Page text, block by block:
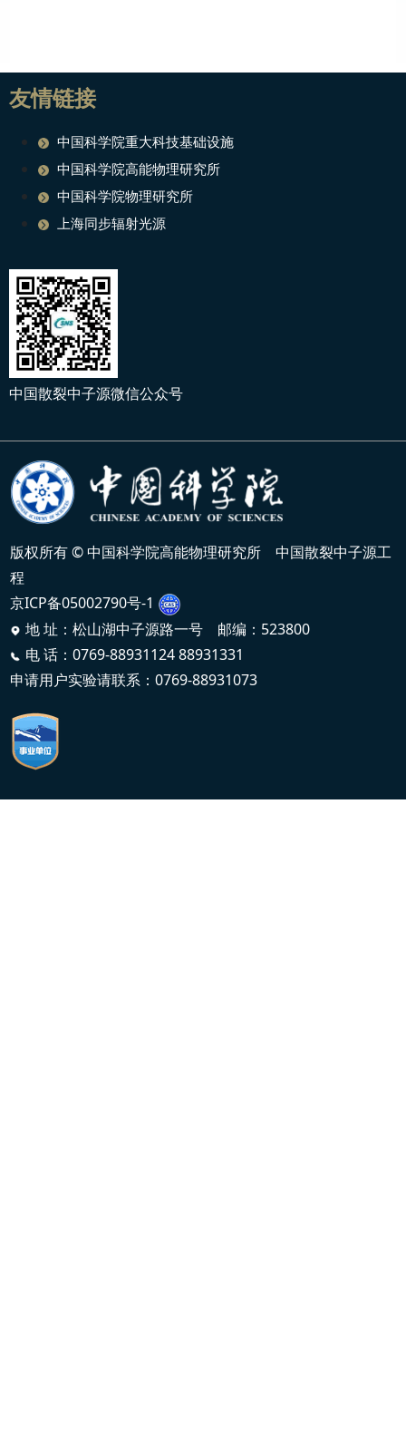
友情链接
中国科学院重大科技基础设施
中国科学院高能物理研究所
中国科学院物理研究所
上海同步辐射光源
中国散裂中子源微信公众号
版权所有 © 中国科学院高能物理研究所 中国散裂中子源工
程
京ICP备05002790号-1
地 址：松山湖中子源路一号 邮编：523800
电 话：0769-88931124 88931331
申请用户实验请联系：0769-88931073